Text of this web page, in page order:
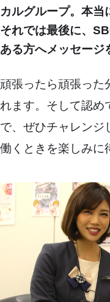
カルグループ。本当
それでは最後に、
ある方へメッセージ
頑張ったら頑張った
れます。そして認め
で、ぜひチャレンジ
働くときを楽しみに